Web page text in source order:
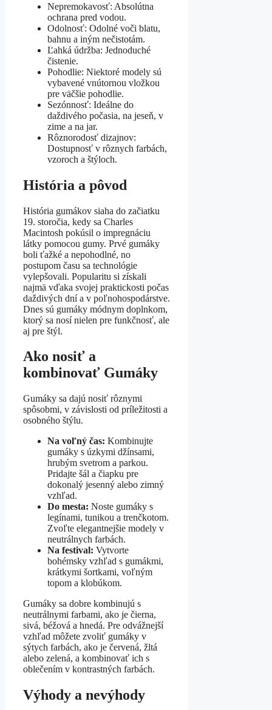
Nepremokavosť: Absolútna
ochrana pred vodou.
Odolnosť: Odolné voči blatu,
bahnu a iným nečistotám.
Ľahká údržba: Jednoduché
čistenie.
Pohodlie: Niektoré modely sú
vybavené vnútornou vložkou
pre väčšie pohodlie.
Sezónnosť: Ideálne do
daždivého počasia, na jeseň, v
zime a na jar.
Rôznorodosť dizajnov:
Dostupnosť v rôznych farbách,
vzoroch a štýloch.
História a pôvod
História gumákov siaha do začiatku
19. storočia, kedy sa Charles
Macintosh pokúsil o impregnáciu
látky pomocou gumy. Prvé gumáky
boli ťažké a nepohodlné, no
postupom času sa technológie
vylepšovali. Popularitu si získali
najmä vďaka svojej praktickosti počas
daždivých dní a v poľnohospodárstve.
Dnes sú gumáky módnym doplnkom,
ktorý sa nosí nielen pre funkčnosť, ale
aj pre štýl.
Ako nosiť a
kombinovať Gumáky
Gumáky sa dajú nosiť rôznymi
spôsobmi, v závislosti od príležitosti a
osobného štýlu.
Na voľný čas: Kombinujte
gumáky s úzkymi džínsami,
hrubým svetrom a parkou.
Pridajte šál a čiapku pre
dokonalý jesenný alebo zimný
vzhľad.
Do mesta: Noste gumáky s
legínami, tunikou a trenčkotom.
Zvoľte elegantnejšie modely v
neutrálnych farbách.
Na festival: Vytvorte
bohémsky vzhľad s gumákmi,
krátkymi šortkami, voľným
topom a klobúkom.
Gumáky sa dobre kombinujú s
neutrálnymi farbami, ako je čierna,
sivá, béžová a hnedá. Pre odvážnejší
vzhľad môžete zvoliť gumáky v
sýtych farbách, ako je červená, žltá
alebo zelená, a kombinovať ich s
oblečením v kontrastných farbách.
Výhody a nevýhody